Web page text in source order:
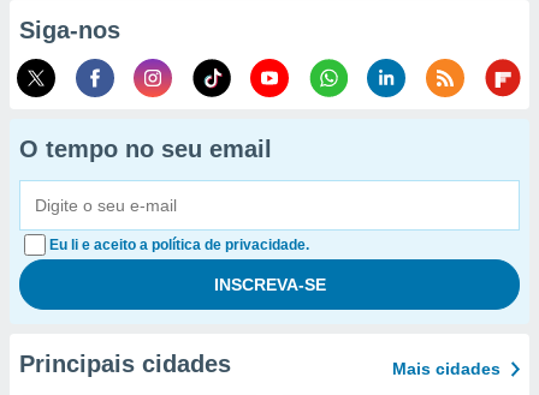
Siga-nos
O tempo no seu email
Eu li e aceito a política de privacidade.
Principais cidades Mais cidades